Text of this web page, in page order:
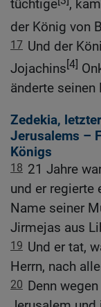
tüchtige
,
der König von
17 Und der
Jojachins[4]
änderte seinen
Zedekia,
Jerusalems –
Königs
18 21 Jahre
und er regierte
Name seiner
Jirmejas aus
19 Und er tat,
Herrn, nach
20 Denn